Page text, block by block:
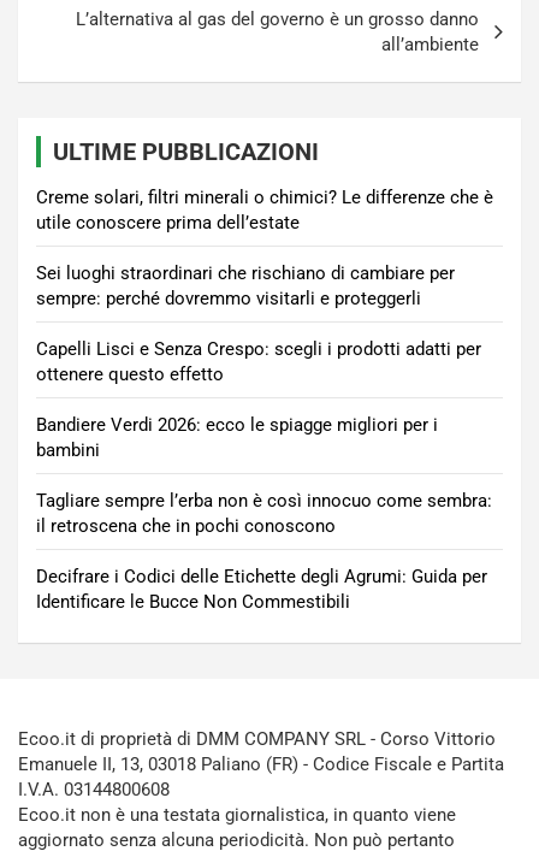
L’alternativa al gas del governo è un grosso danno
all’ambiente
ULTIME PUBBLICAZIONI
Creme solari, filtri minerali o chimici? Le differenze che è
utile conoscere prima dell’estate
Sei luoghi straordinari che rischiano di cambiare per
sempre: perché dovremmo visitarli e proteggerli
Capelli Lisci e Senza Crespo: scegli i prodotti adatti per
ottenere questo effetto
Bandiere Verdi 2026: ecco le spiagge migliori per i
bambini
Tagliare sempre l’erba non è così innocuo come sembra:
il retroscena che in pochi conoscono
Decifrare i Codici delle Etichette degli Agrumi: Guida per
Identificare le Bucce Non Commestibili
Ecoo.it di proprietà di DMM COMPANY SRL - Corso Vittorio
Emanuele II, 13, 03018 Paliano (FR) - Codice Fiscale e Partita
I.V.A. 03144800608
Ecoo.it non è una testata giornalistica, in quanto viene
aggiornato senza alcuna periodicità. Non può pertanto